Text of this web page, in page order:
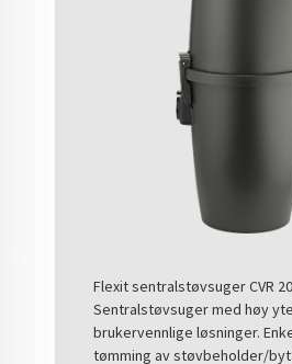
Flexit sentralstøvsuger CVR
Sentralstøvsuger med høy
brukervennlige løsninger.
tømming av støvbeholder/